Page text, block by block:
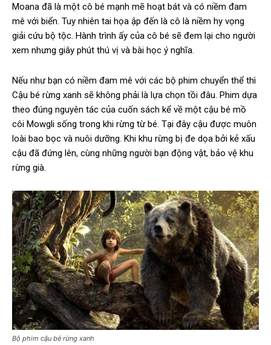
Moana đã là một cô bé mạnh mẽ hoạt bát và có niềm đam
mê với biển. Tuy nhiên tai họa ập đến là cô là niềm hy vọng
giải cứu bộ tộc. Hành trình ấy của cô bé sẽ đem lại cho người
xem nhưng giây phút thú vị và bài học ý nghĩa.
Nếu như bạn có niềm đam mê với các bộ phim chuyển thể thì
Cậu bé rừng xanh sẽ không phải là lựa chọn tồi đâu. Phim dựa
theo đúng nguyên tác của cuốn sách kể về một cậu bé mồ
côi Mowgli sống trong khi rừng từ bé. Tại đây cậu được muôn
loài bao bọc và nuôi dưỡng. Khi khu rừng bị đe dọa bởi kẻ xấu
cậu đã đứng lên, cùng những người bạn động vật, bảo vệ khu
rừng già.
Bộ phim cậu bé rừng xanh